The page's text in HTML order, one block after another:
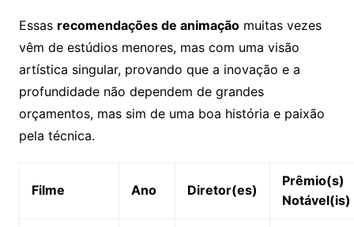
Essas recomendações de animaçãomuitas vezes
vêm de estúdios menores, mas com uma visão
artística singular, provando que a inovação e a
profundidade não dependem de grandes
orçamentos, mas sim de uma boa história e paixão
pela técnica.
Filme Ano Diretor(es)
Prêmio(s)
Notável(is)